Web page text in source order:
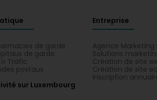
de garde
de garde
Trafic
postaux
Entreprise
Agence Marketing
Solutions
Création de site
Création de site
Inscription
sur Luxembourg